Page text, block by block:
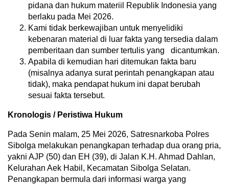
pidana dan hukum materiil Republik Indonesia yang
berlaku pada Mei 2026.
Kami tidak berkewajiban untuk menyelidiki
kebenaran material di luar fakta yang tersedia dalam
pemberitaan dan sumber tertulis yang dicantumkan.
Apabila di kemudian hari ditemukan fakta baru
(misalnya adanya surat perintah penangkapan atau
tidak), maka pendapat hukum ini dapat berubah
sesuai fakta tersebut.
Kronologis / Peristiwa Hukum
Pada Senin malam, 25 Mei 2026, Satresnarkoba Polres
Sibolga melakukan penangkapan terhadap dua orang pria,
yakni AJP (50) dan EH (39), di Jalan K.H. Ahmad Dahlan,
Kelurahan Aek Habil, Kecamatan Sibolga Selatan.
Penangkapan bermula dari informasi warga yang